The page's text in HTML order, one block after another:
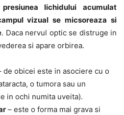
lichidului acumulat
vizual se micsoreaza si
. Daca nervul optic se distruge in
si apare orbirea.
de obicei este in asociere cu o
o tumora sau un
in ochi numita uveita).
– este o forma mai grava si